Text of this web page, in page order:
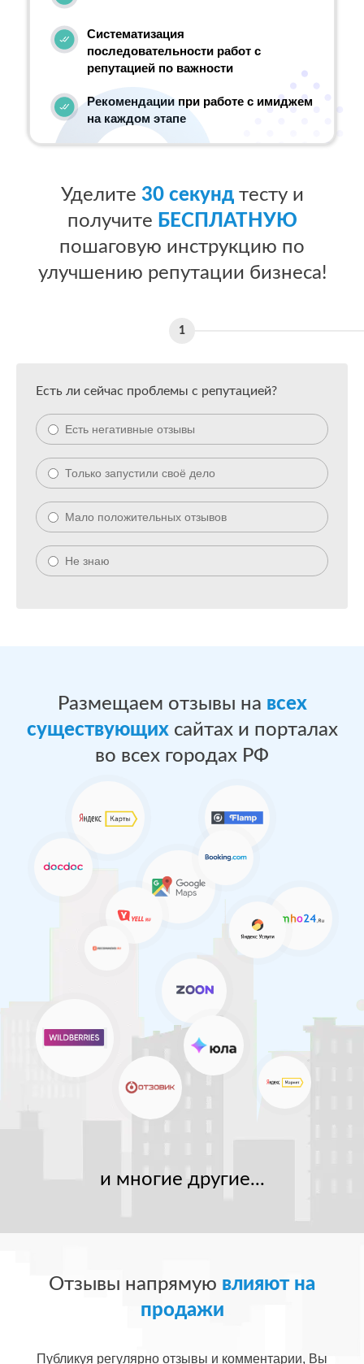
Систематизация
последовательности работ с
репутацией по важности
Рекомендации при работе с имиджем
на каждом этапе
Уделите 30 секундтесту и
получите БЕСПЛАТНУЮ
пошаговую инструкцию по
улучшению репутации бизнеса!
Есть ли сейчас проблемы с репутацией?
Есть негативные отзывы
Только запустили своё дело
Мало положительных отзывов
Не знаю
Размещаем отзывы на всех
существующихсайтах и порталах
во всех городах РФ
и многие другие...
Отзывы напрямую влияют на
продажи
Публикуя регулярно отзывы и комментарии, Вы